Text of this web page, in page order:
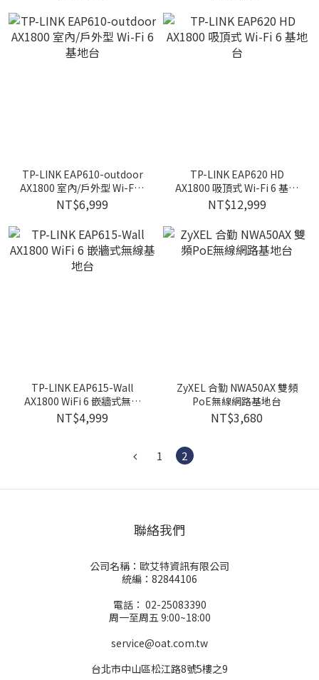
TP-LINK EAP610-outdoor
AX1800 室內/戶外型 Wi-Fi 6
基地台
NT$6,999
TP-LINK EAP620 HD
AX1800 吸頂式 Wi-Fi 6 基地
台
NT$12,999
TP-LINK EAP615-Wall
AX1800 WiFi 6 嵌牆式無線
基地台
NT$4,999
ZyXEL 合勤 NWA50AX 雙頻
PoE無線網路基地台
NT$3,680
1 2
聯絡我們
公司名稱：歐艾特資訊有限公司
統編：82844106
電話： 02-25083390
周一至周五 9:00~18:00
service@oat.com.tw
台北市中山區松江路8號5樓之9